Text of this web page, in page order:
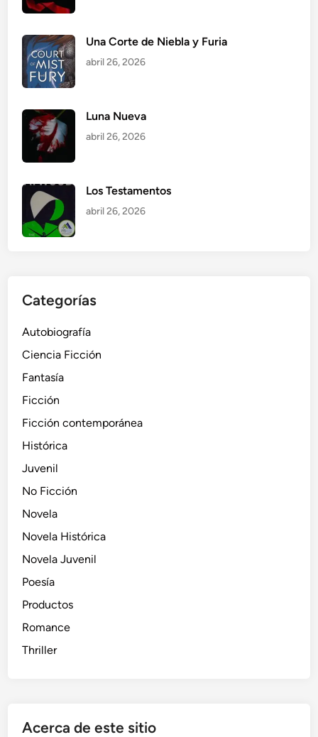
Una Corte de Niebla y Furia
abril 26, 2026
Luna Nueva
abril 26, 2026
Los Testamentos
abril 26, 2026
Categorías
Autobiografía
Ciencia Ficción
Fantasía
Ficción
Ficción contemporánea
Histórica
Juvenil
No Ficción
Novela
Novela Histórica
Novela Juvenil
Poesía
Productos
Romance
Thriller
Acerca de este sitio